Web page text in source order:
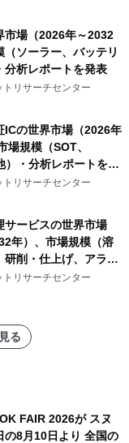
市場（2026年～2032
（ソーラー、バッテリ
分析レポートを発表
リサーチセンター
ICの世界市場（2026年
場規模（SOT、
）・分析レポートを発
リサーチセンター
サービスの世界市場
年）、市場規模（溶
研削・仕上げ、アライ
・分析レポートを発
リサーチセンター
る
FAIR 2026が スヌ
の8月10日より 全国の